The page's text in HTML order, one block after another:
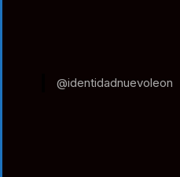
@identidadnuevoleon